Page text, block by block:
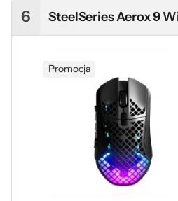
bardziej funkcjonalna od wielu
6 SteelSeries Aerox 9
Promocja